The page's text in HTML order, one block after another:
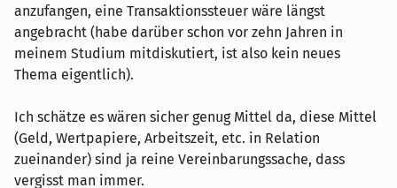
anzufangen, eine Transaktionssteuer wäre längst
angebracht (habe darüber schon vor zehn Jahren in
meinem Studium mitdiskutiert, ist also kein neues
Thema eigentlich).
Ich schätze es wären sicher genug Mittel da, diese Mittel
(Geld, Wertpapiere, Arbeitszeit, etc. in Relation
zueinander) sind ja reine Vereinbarungssache, dass
vergisst man immer.